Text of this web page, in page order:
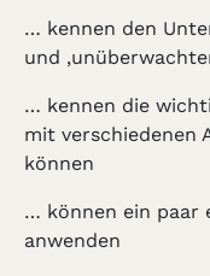
… kennen den
und
… kennen die
mit verschiedenen
können
… können ein paar
anwenden